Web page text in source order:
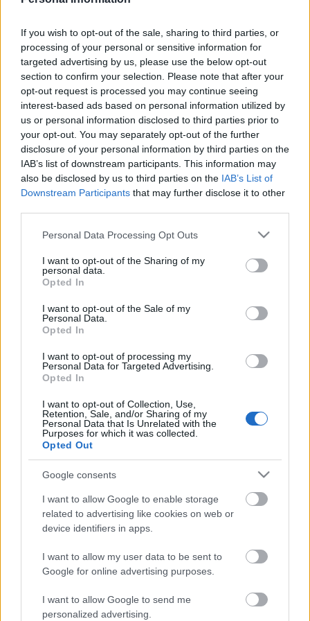
If you wish to opt-out of the sale, sharing to third parties, or
processing of your personal or sensitive information for
targeted advertising by us, please use the below opt-out
section to confirm your selection. Please note that after your
opt-out request is processed you may continue seeing
interest-based ads based on personal information utilized by
us or personal information disclosed to third parties prior to
your opt-out. You may separately opt-out of the further
disclosure of your personal information by third parties on the
IAB’s list of downstream participants. This information may
also be disclosed by us to third parties on the IAB’s List of
Downstream Participants that may further disclose it to other
Please note that this website/app uses one or more Google
not limited to your visit or usage behaviour. You may click to
grant or deny consent to Google and its third-party tags to
use your data for below specified purposes in below Google
consent section.
Personal Data Processing Opt Outs
I want to opt-out of the Sharing of my
personal data.
Opted In
I want to opt-out of the Sale of my
Personal Data.
Opted In
I want to opt-out of processing my
Personal Data for Targeted Advertising.
Opted In
I want to opt-out of Collection, Use,
Retention, Sale, and/or Sharing of my
Personal Data that Is Unrelated with the
Purposes for which it was collected.
Opted Out
Google consents
I want to allow Google to enable storage
related to advertising like cookies on web or
device identifiers in apps.
I want to allow my user data to be sent to
Google for online advertising purposes.
I want to allow Google to send me
personalized advertising.
jornadas y no ganan un partido en el campeonato liguero
desde febrero del año pasado. Esta mala racha ha
provocado que la directiva canaria destituya a Luis Carrión
para buscar un revulsivo (el próximo entrenador será, según
COPE, Diego Martínez).
A pesar de la pésima temporada amarilla, hay algunos
jugadores que han cuajado buenas actuaciones como es el
caso de Alberto Moleiro, Sandro (3 goles) o, últimamente, el
centrocampista Dario Essugo. El futbolista portugués llegó
en el último día del mercado de invierno al conjunto canario
y tras un periodo de adaptación, debutó en la jornada 6 y
pivote defensivo (sumó 8 puntos Comunio) le valió para
repetir de inicio en las tres siguientes jornadas, acumulando
un total de 26 puntos Comunio gracias a estas estadísticas
por partido: 1,5 tiros, 0,5 pases clave, 1,3 interceptaciones, 2
entradas, 1,3 despejes, 1,8 regates y 6,3 duelos ganados
con un porcentaje de éxito del 71%.
Essugo es actualmente el tercer mejor jugador de Las
Sandro, pero su precio en el juego es inferior al de sus
compañeros, 1,1 millones. Un futbolista que por relación
calidad-precio deberías fichar si aparece en el mercado de
tu comunidad.
Parte médico: los lesionados de la jornada 9
varios lesionados como Carvajal,
Vinícius o Natan. Analizamos su
estado y posible tiempo de baja.